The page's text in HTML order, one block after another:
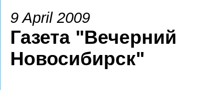
9 April 2009
Газета "Вечерний
Новосибирск"